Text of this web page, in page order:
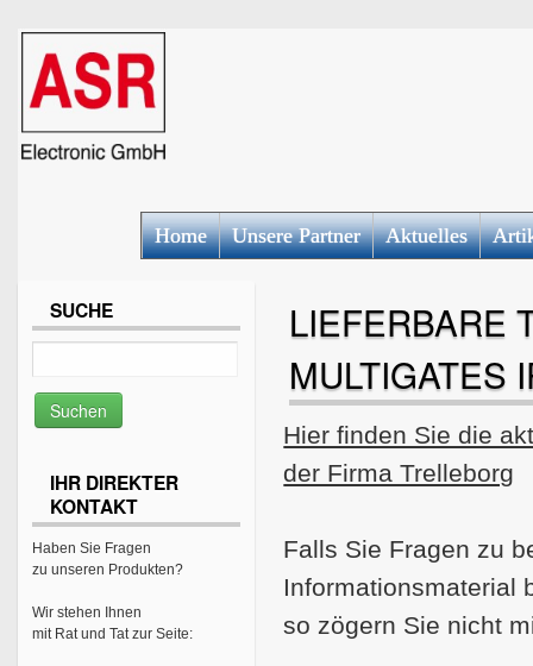
Home Unsere Partner Aktuelles
LIEFERBARE
MULTIGATES
Hier finden Sie die
der Firma Trelleborg
Falls Sie Fragen zu
Informationsmaterial
so zögern Sie nicht
SUCHE
IHR DIREKTER
KONTAKT
Haben Sie Fragen
zu unseren Produkten?
Wir stehen Ihnen
mit Rat und Tat zur Seite: